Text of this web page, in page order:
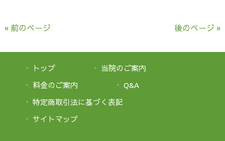
« 前のページ 後のページ »
トップ
当院のご案内
料金のご案内
Q&A
特定商取引法に基づく表記
サイトマップ